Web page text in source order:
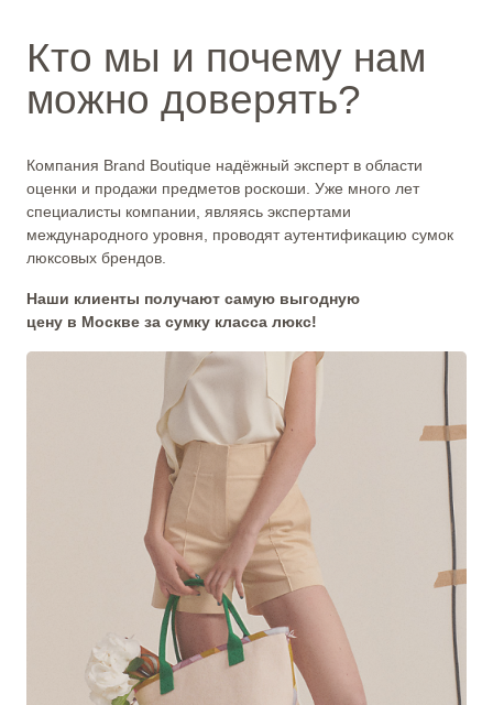
Кто мы и почему нам
можно доверять?
Компания Brand Boutique надёжный эксперт в области
оценки и продажи предметов роскоши. Уже много лет
специалисты компании, являясь экспертами
международного уровня, проводят аутентификацию сумок
люксовых брендов.
Наши клиенты получают самую выгодную
цену в Москве за сумку класса люкс!